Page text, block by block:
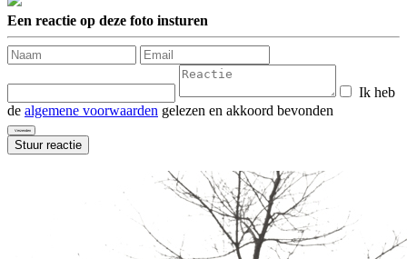
Een reactie op deze foto insturen
Ik heb
de algemene voorwaarden gelezen en akkoord bevonden